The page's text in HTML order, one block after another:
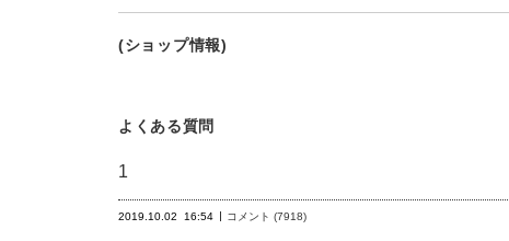
(ショップ情報)
よくある質問
1
2019.10.02 16:54 コメント (7918)